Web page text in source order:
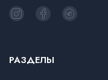
РАЗДЕЛЫ